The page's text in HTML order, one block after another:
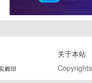
关于本站